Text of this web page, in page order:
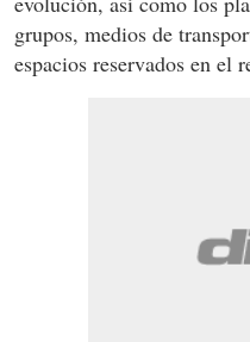
grupos, medios de
espacios reservados en el